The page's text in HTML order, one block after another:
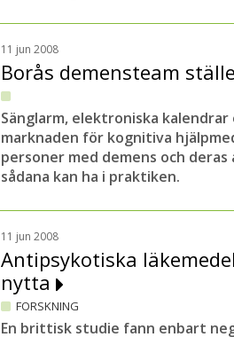
11 jun 2008
Borås demensteam
Sänglarm, elektroniska
marknaden för kognitiva
personer med demens och
sådana kan ha i praktiken.
11 jun 2008
Antipsykotiska
nytta
FORSKNING
En brittisk studie fann enbart